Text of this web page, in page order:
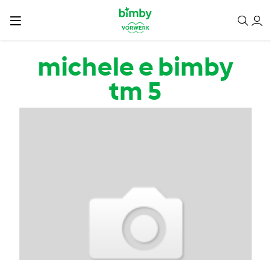
Salta al contenuto principale
michele e bimby
tm 5